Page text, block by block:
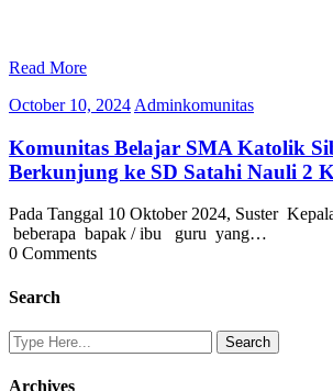
Read More
October 10, 2024October
2024
Adminkomunitas
Komunitas Belajar SMA Katolik
Berkunjung ke SD Satahi Nauli 2
Pada Tanggal 10 Oktober 2024, Suster
beberapa bapak / ibu guru yang…
0 Comments
Search
Archives